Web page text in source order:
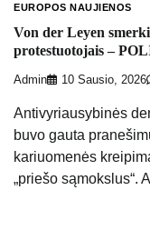
EUROPOS NAUJIENOS
Von der Leyen
protestuotojais –
Admin 10 Sausio, 2026
Antivyriausybinės
buvo gauta
kariuomenės
„priešo sąmokslus“.